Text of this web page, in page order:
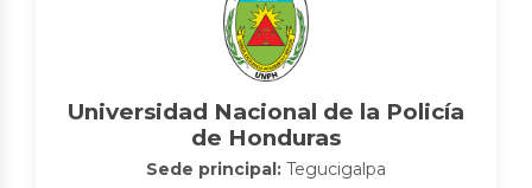
Universidad Nacional de la Policía
de Honduras
Sede principal: Tegucigalpa